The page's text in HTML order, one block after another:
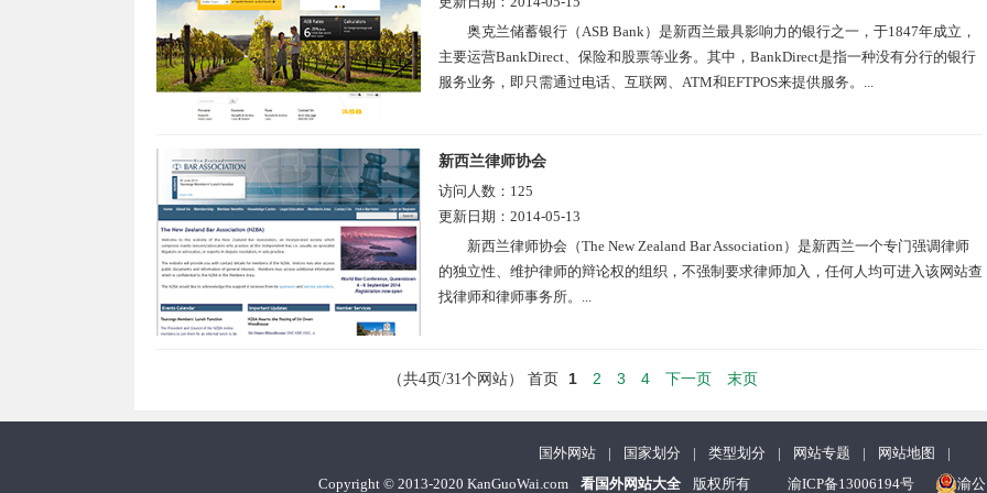
奥克兰储蓄银行（ASB Bank）是新西兰最具影响力的银行之一，于1847年成立，
主要运营BankDirect、保险和股票等业务。其中，BankDirect是指一种没有分行的银行
服务业务，即只需通过电话、互联网、ATM和EFTPOS来提供服务。...
新西兰律师协会
访问人数： 125
更新日期： 2014-05-13
新西兰律师协会（The New Zealand Bar Association）是新西兰一个专门强调律师
的独立性、维护律师的辩论权的组织，不强制要求律师加入，任何人均可进入该网站查
找律师和律师事务所。...
（共4页/31个网站） 首页 1 2 3 4 下一页 末页
国外网站 | 国家划分 | 类型划分 | 网站专题 | 网站地图
|
Copyright ©2013-2020 KanGuoWai.com 看国外网站大全 版权所有 渝ICP备13006194号 渝